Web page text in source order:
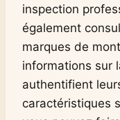
inspection
également
marques de
informations sur
authentifient
caractéristiques